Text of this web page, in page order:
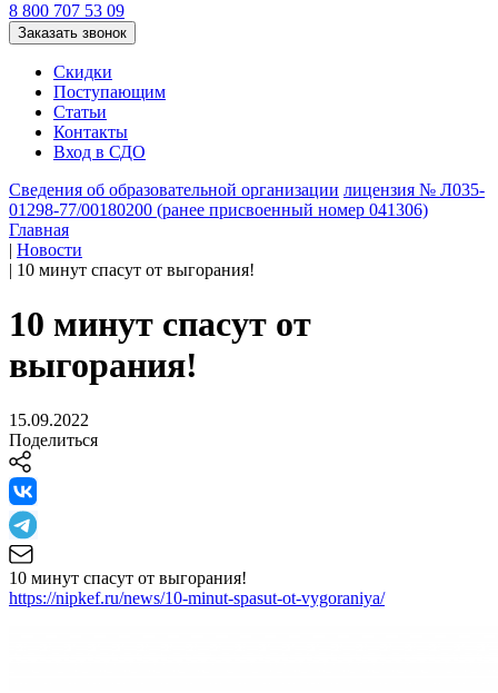
8 800 707 53 09
Заказать звонок
Скидки
Поступающим
Статьи
Контакты
Вход в СДО
Сведения об образовательной организации лицензия № Л035-
01298-77/00180200 (ранее присвоенный номер 041306)
Главная
| Новости
| 10 минут спасут от выгорания!
10 минут спасут от
выгорания!
15.09.2022
Поделиться
10 минут спасут от выгорания!
https://nipkef.ru/news/10-minut-spasut-ot-vygoraniya/